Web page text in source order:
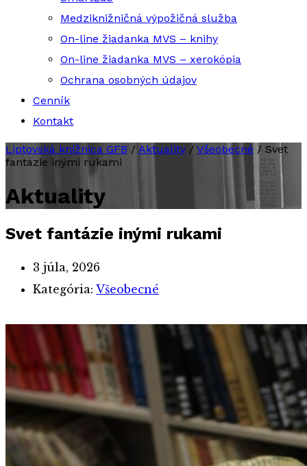
Medziknižničná výpožičná služba
On-line žiadanka MVS – knihy
On-line žiadanka MVS – xerokópia
Ochrana osobných údajov
Cenník
Kontakt
Liptovská knižnica GFB / Aktuality / Všeobecné / Svet
fantázie inými rukami
Aktuality
Svet fantázie inými rukami
3 júla, 2026
Kategória: Všeobecné